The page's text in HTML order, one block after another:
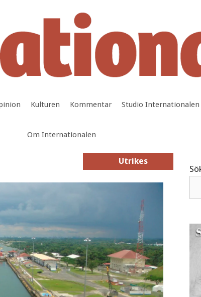
Kulturen Kommentar Studio Internationalen
Om Internationalen
Utrikes
Utrikes